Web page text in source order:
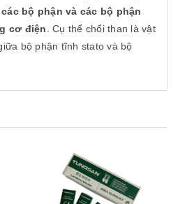
bộ phận và các bộ phận
cơ điện . Cụ thể chổi than là vật
bộ phận tĩnh stato và bộ